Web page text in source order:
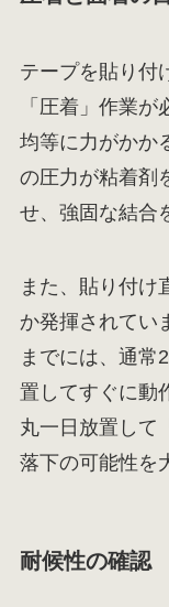
テープを貼り付
「圧着」作業が
均等に力がかか
の圧力が粘着剤
せ、強固な結合
また、貼り付け
か発揮されてい
までには、通常
置してすぐに動
丸一日放置して
落下の可能性を
耐候性の確認